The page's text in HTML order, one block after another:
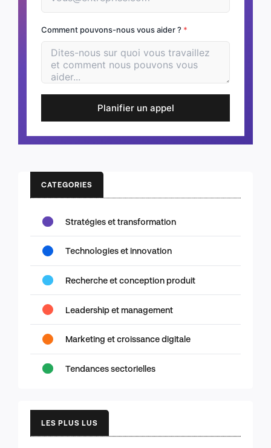
Comment pouvons-nous vous aider ? *
Planifier un appel
CATEGORIES
Stratégies et transformation
Technologies et innovation
Recherche et conception produit
Leadership et management
Marketing et croissance digitale
Tendances sectorielles
LES PLUS LUS